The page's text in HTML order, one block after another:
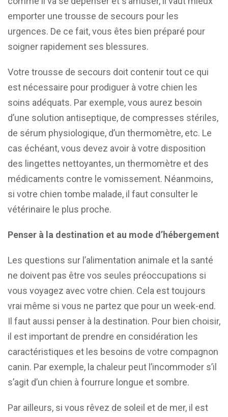
emporter une trousse de secours pour les
urgences. De ce fait, vous êtes bien préparé pour
soigner rapidement ses blessures.
Votre trousse de secours doit contenir tout ce qui
est nécessaire pour prodiguer à votre chien les
soins adéquats. Par exemple, vous aurez besoin
d’une solution antiseptique, de compresses stériles,
de sérum physiologique, d’un thermomètre, etc. Le
cas échéant, vous devez avoir à votre disposition
des lingettes nettoyantes, un thermomètre et des
médicaments contre le vomissement. Néanmoins,
si votre chien tombe malade, il faut consulter le
vétérinaire le plus proche.
Penser à la destination et au mode d’hébergement
Les questions sur l’alimentation animale et la santé
ne doivent pas être vos seules préoccupations si
vous voyagez avec votre chien. Cela est toujours
vrai même si vous ne partez que pour un week-end.
Il faut aussi penser à la destination. Pour bien choisir,
il est important de prendre en considération les
caractéristiques et les besoins de votre compagnon
canin. Par exemple, la chaleur peut l’incommoder s’il
s’agit d’un chien à fourrure longue et sombre.
Par ailleurs, si vous rêvez de soleil et de mer, il est